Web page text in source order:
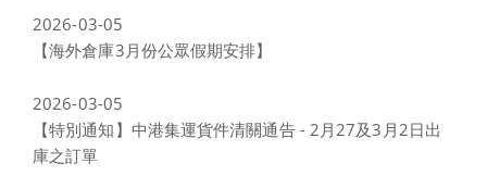
2026-03-05
【海外倉庫3月份公眾假期安排】
2026-03-05
【特別通知】中港集運貨件清關通告 - 2月27及3月2日出
庫之訂單